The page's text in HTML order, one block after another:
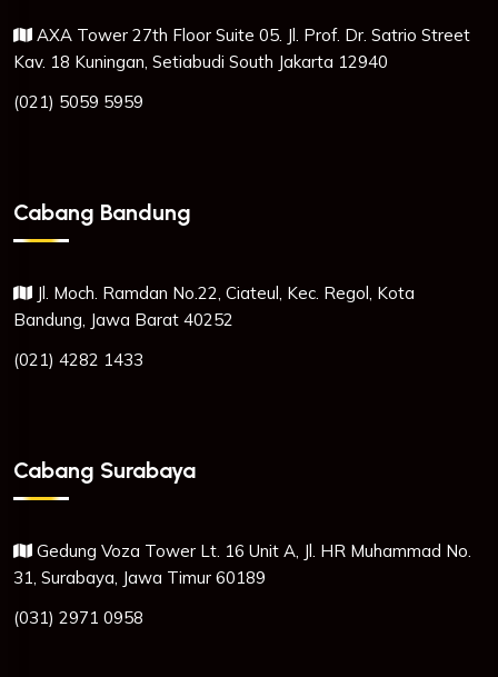
AXA Tower 27th Floor Suite 05. Jl. Prof. Dr. Satrio Street
Kav. 18 Kuningan, Setiabudi South Jakarta 12940
(021) 5059 5959
Cabang Bandung
Jl. Moch. Ramdan No.22, Ciateul, Kec. Regol, Kota
Bandung, Jawa Barat 40252
(021) 4282 1433
Cabang Surabaya
Gedung Voza Tower Lt. 16 Unit A, Jl. HR Muhammad No.
31, Surabaya, Jawa Timur 60189
(031) 2971 0958